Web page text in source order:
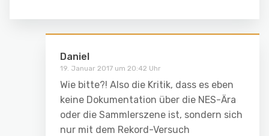
Daniel
19. Januar 2017 um 20:42 Uhr
Wie bitte?! Also die Kritik, dass es eben
keine Dokumentation über die NES-Ära
oder die Sammlerszene ist, sondern sich
nur mit dem Rekord-Versuch